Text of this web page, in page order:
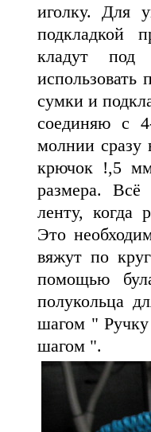
иголку. Для
подкладкой
кладут под
сумки и
соединяю с
молнии сразу
крючок !,5
размера. Всё
ленту, когда
Это
вяжут по
помощью
полукольца
шагом "
шагом ".